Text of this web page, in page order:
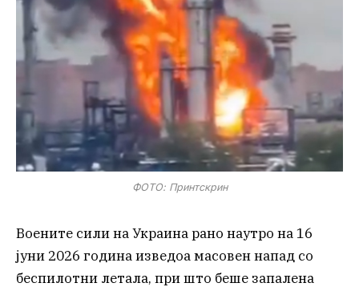
ФОТО: Принтскрин
Воените сили на Украина рано наутро на 16
јуни 2026 година изведоа масовен напад со
беспилотни летала, при што беше запалена